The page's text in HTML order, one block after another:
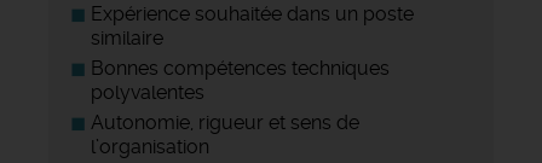
Expérience souhaitée dans un poste
similaire
Bonnes compétences techniques
polyvalentes
Autonomie, rigueur et sens de
l’organisation